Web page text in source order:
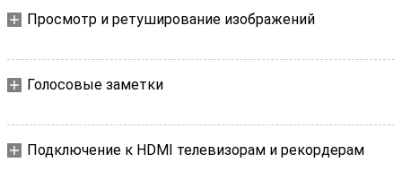
Просмотр и ретуширование изображений
Голосовые заметки
Подключение к HDMI телевизорам и рекордерам